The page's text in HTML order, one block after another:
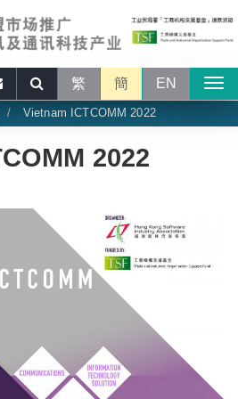
繁 簡 EN
Vietnam ICTCOMM 2022
2022